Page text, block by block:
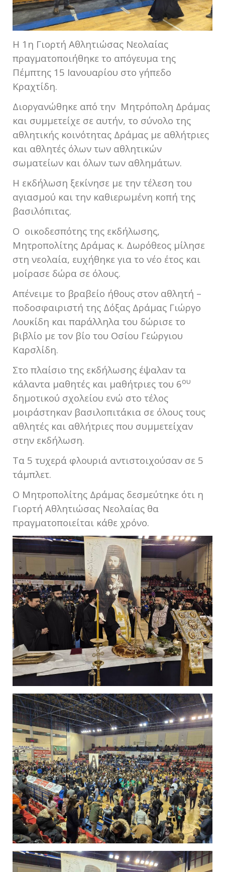
Η 1η Γιορτή Αθλητιώσας Νεολαίας
πραγματοποιήθηκε το απόγευμα της
Πέμπτης 15 Ιανουαρίου στο γήπεδο
Κραχτίδη.
Διοργανώθηκε από την Μητρόπολη Δράμας
και συμμετείχε σε αυτήν, το σύνολο της
αθλητικής κοινότητας Δράμας με αθλήτριες
και αθλητές όλων των αθλητικών
σωματείων και όλων των αθλημάτων.
Η εκδήλωση ξεκίνησε με την τέλεση του
αγιασμού και την καθιερωμένη κοπή της
βασιλόπιτας.
Ο οικοδεσπότης της εκδήλωσης,
Μητροπολίτης Δράμας κ. Δωρόθεος μίλησε
στη νεολαία, ευχήθηκε για το νέο έτος και
μοίρασε δώρα σε όλους.
Απένειμε το βραβείο ήθους στον αθλητή –
ποδοσφαιριστή της Δόξας Δράμας Γιώργο
Λουκίδη και παράλληλα του δώρισε το
βιβλίο με τον βίο του Οσίου Γεώργιου
Καρσλίδη.
Στο πλαίσιο της εκδήλωσης έψαλαν τα
κάλαντα μαθητές και μαθήτριες του 6ου
δημοτικού σχολείου ενώ στο τέλος
μοιράστηκαν βασιλοπιτάκια σε όλους τους
αθλητές και αθλήτριες που συμμετείχαν
στην εκδήλωση.
Τα 5 τυχερά φλουριά αντιστοιχούσαν σε 5
τάμπλετ.
Ο Μητροπολίτης Δράμας δεσμεύτηκε ότι η
Γιορτή Αθλητιώσας Νεολαίας θα
πραγματοποιείται κάθε χρόνο.